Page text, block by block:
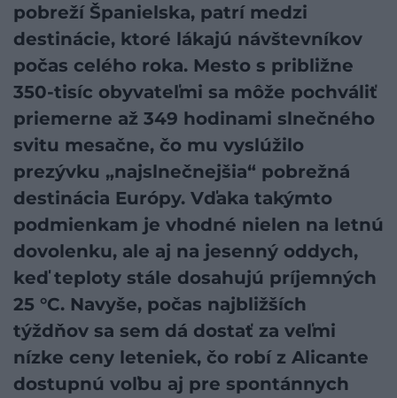
pobreží Španielska, patrí medzi
destinácie, ktoré lákajú návštevníkov
počas celého roka. Mesto s približne
350-tisíc obyvateľmi sa môže pochváliť
priemerne až 349 hodinami slnečného
svitu mesačne, čo mu vyslúžilo
prezývku „najslnečnejšia“ pobrežná
destinácia Európy. Vďaka takýmto
podmienkam je vhodné nielen na letnú
dovolenku, ale aj na jesenný oddych,
keď teploty stále dosahujú príjemných
25 °C. Navyše, počas najbližších
týždňov sa sem dá dostať za veľmi
nízke ceny leteniek, čo robí z Alicante
dostupnú voľbu aj pre spontánnych